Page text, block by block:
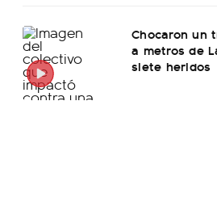
Chocaron un
a metros de
siete heridos